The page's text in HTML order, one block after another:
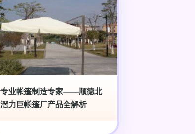
专业帐篷制造专家——顺德北
滘力巨帐篷厂产品全解析